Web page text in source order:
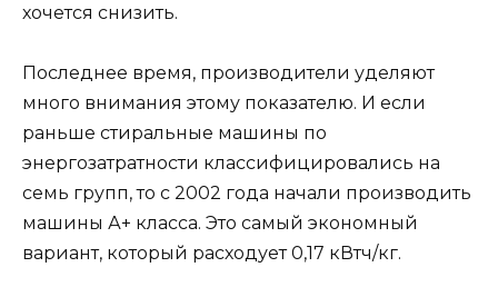
хочется снизить.
Последнее время, производители уделяют
много внимания этому показателю. И если
раньше стиральные машины по
энергозатратности классифицировались на
семь групп, то с 2002 года начали производить
машины А+ класса. Это самый экономный
вариант, который расходует 0,17 кВтч/кг.